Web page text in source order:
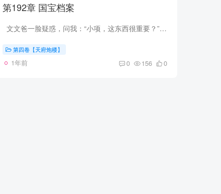
第192章 国宝档案
文文爸一脸疑惑，问我：“小项，这东西很重要？” 回过神来，我忙道：“伯父，反正这东西不简单，有些事情我还没想通，咱们先去吃饭。” 回到饭桌上，我表面上啃着猪蹄，实则心思早已飞...
第四卷【天府炮楼】
1年前 0 156 0